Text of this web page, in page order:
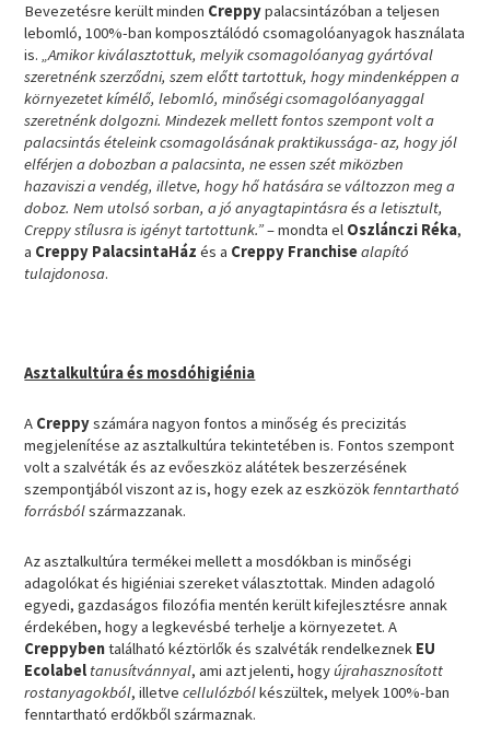
Bevezetésre került minden Creppypalacsintázóban a teljesen
lebomló, 100%-ban komposztálódó csomagolóanyagok használata
is.„Amikor kiválasztottuk, melyik csomagolóanyag gyártóval
szeretnénk szerződni, szem előtt tartottuk, hogy mindenképpen a
környezetet kímélő, lebomló, minőségi csomagolóanyaggal
szeretnénk dolgozni. Mindezek mellett fontos szempont volt a
palacsintás ételeink csomagolásának praktikussága- az, hogy jól
elférjen a dobozban a palacsinta, ne essen szét miközben
hazaviszi a vendég, illetve, hogy hő hatására se változzon meg a
doboz. Nem utolsó sorban, a jó anyagtapintásra és a letisztult,
Creppy stílusra is igényt tartottunk.”– mondta el Oszlánczi Réka,
a Creppy PalacsintaHáz és a Creppy Franchisealapító
tulajdonosa.
Asztalkultúra és mosdóhigiénia
A Creppyszámára nagyon fontos a minőség és precizitás
megjelenítése az asztalkultúra tekintetében is. Fontos szempont
volt a szalvéták és az evőeszköz alátétek beszerzésének
szempontjából viszont az is, hogy ezek az eszközökfenntartható
forrásbólszármazzanak.
Az asztalkultúra termékei mellett a mosdókban is minőségi
adagolókat és higiéniai szereket választottak. Minden adagoló
egyedi, gazdaságos filozófia mentén került kifejlesztésre annak
érdekében, hogy a legkevésbé terhelje a környezetet. A
Creppybentalálható kéztörlők és szalvéták rendelkeznek EU
Ecolabel tanusítvánnyal, ami azt jelenti, hogyújrahasznosított
rostanyagokból, illetvecellulózbólkészültek, melyek 100%-ban
fenntartható erdőkből származnak.